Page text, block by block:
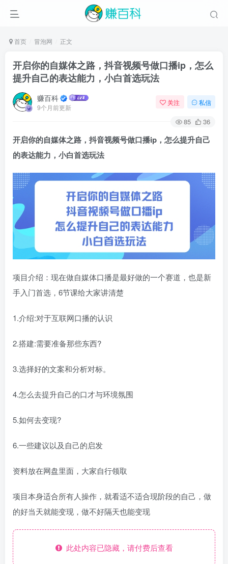
首页 冒泡网 正文
开启你的自媒体之路，抖音视频号做口播ip，怎么
提升自己的表达能力，小白首选玩法
赚百科
9个月前更新
关注 私信
85 36
开启你的自媒体之路， 抖音视频号做口播ip ，怎么提升自己
的表达能力，小白首选玩法
项目介绍：现在做自媒体口播是最好做的一个赛道，也是新
手入门首选，6节课给大家讲清楚
1.介绍:对于互联网口播的认识
2.搭建:需要准备那些东西?
3.选择好的文案和分析对标。
4.怎么去提升自己的口才与环境氛围
5.如何去变现?
6.一些建议以及自己的启发
资料放在网盘里面，大家自行领取
项目本身适合所有人操作，就看适不适合现阶段的自己，做
的好当天就能变现，做不好隔天也能变现
此处内容已隐藏，请付费后查看